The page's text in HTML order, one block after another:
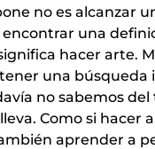
no es alcanzar
una
hacer arte.
una búsqueda
no sabemos del
Como si hacer
aprender a